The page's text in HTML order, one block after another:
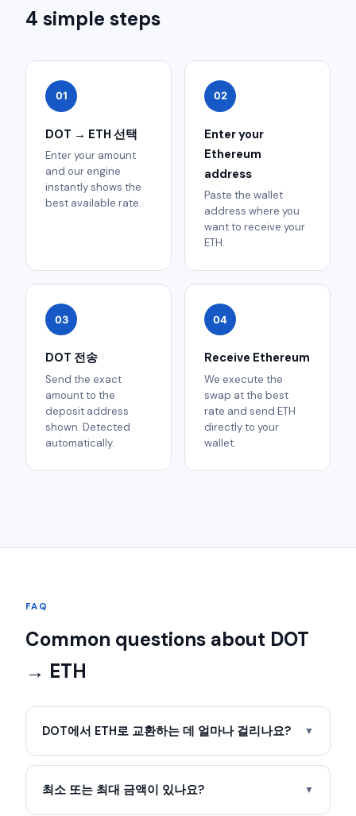
4 simple steps
01
DOT → ETH 선택
Enter your amount
and our engine
instantly shows the
best available rate.
02
Enter your
Ethereum
address
Paste the wallet
address where you
want to receive your
ETH.
03
DOT 전송
Send the exact
amount to the
deposit address
shown. Detected
automatically.
04
Receive Ethereum
We execute the
swap at the best
rate and send ETH
directly to your
wallet.
FAQ
Common questions about DOT
→ ETH
DOT에서 ETH로 교환하는 데 얼마나 걸리나요? ▼
최소 또는 최대 금액이 있나요? ▼